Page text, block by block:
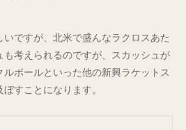
ですが、北米で盛んなラクロスあた
も考えられるのですが、スカッシュが
ボールといった他の新興ラケットス
すことになります。